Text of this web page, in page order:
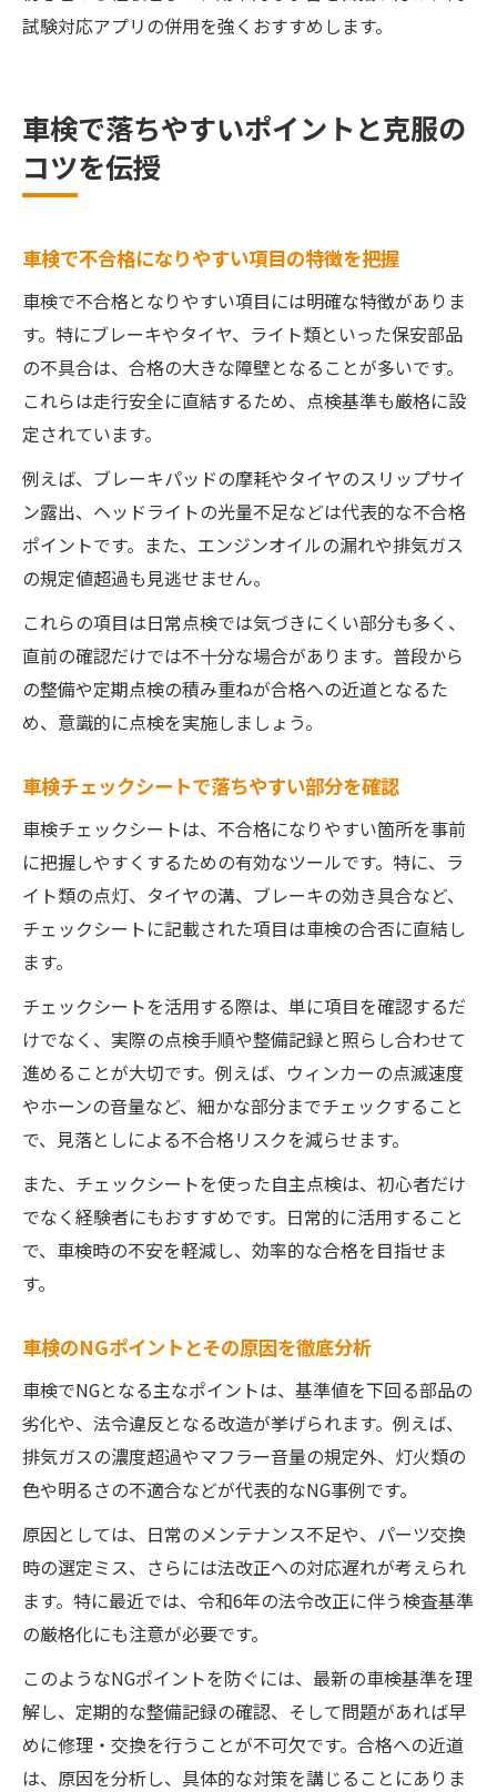
試験対応アプリの併用を強くおすすめします。
車検で落ちやすいポイントと克服の
コツを伝授
車検で不合格になりやすい項目の特徴を把握
車検で不合格となりやすい項目には明確な特徴がありま
す。特にブレーキやタイヤ、ライト類といった保安部品
の不具合は、合格の大きな障壁となることが多いです。
これらは走行安全に直結するため、点検基準も厳格に設
定されています。
例えば、ブレーキパッドの摩耗やタイヤのスリップサイ
ン露出、ヘッドライトの光量不足などは代表的な不合格
ポイントです。また、エンジンオイルの漏れや排気ガス
の規定値超過も見逃せません。
これらの項目は日常点検では気づきにくい部分も多く、
直前の確認だけでは不十分な場合があります。普段から
の整備や定期点検の積み重ねが合格への近道となるた
め、意識的に点検を実施しましょう。
車検チェックシートで落ちやすい部分を確認
車検チェックシートは、不合格になりやすい箇所を事前
に把握しやすくするための有効なツールです。特に、ラ
イト類の点灯、タイヤの溝、ブレーキの効き具合など、
チェックシートに記載された項目は車検の合否に直結し
ます。
チェックシートを活用する際は、単に項目を確認するだ
けでなく、実際の点検手順や整備記録と照らし合わせて
進めることが大切です。例えば、ウィンカーの点滅速度
やホーンの音量など、細かな部分までチェックすること
で、見落としによる不合格リスクを減らせます。
また、チェックシートを使った自主点検は、初心者だけ
でなく経験者にもおすすめです。日常的に活用すること
で、車検時の不安を軽減し、効率的な合格を目指せま
す。
車検のNGポイントとその原因を徹底分析
車検でNGとなる主なポイントは、基準値を下回る部品の
劣化や、法令違反となる改造が挙げられます。例えば、
排気ガスの濃度超過やマフラー音量の規定外、灯火類の
色や明るさの不適合などが代表的なNG事例です。
原因としては、日常のメンテナンス不足や、パーツ交換
時の選定ミス、さらには法改正への対応遅れが考えられ
ます。特に最近では、令和6年の法令改正に伴う検査基準
の厳格化にも注意が必要です。
このようなNGポイントを防ぐには、最新の車検基準を理
解し、定期的な整備記録の確認、そして問題があれば早
めに修理・交換を行うことが不可欠です。合格への近道
は、原因を分析し、具体的な対策を講じることにありま